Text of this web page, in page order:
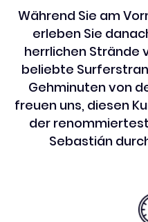
Während Sie am
erleben Sie
herrlichen Strände
beliebte
Gehminuten von
freuen uns, diesen
der
Sebastián